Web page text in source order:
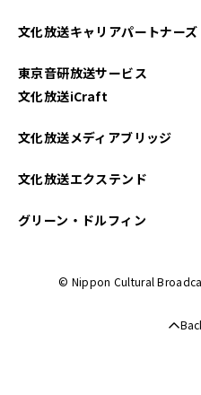
文化放送キャリアパートナーズ
東京音研放送サービス
文化放送iCraft
文化放送メディアブリッジ
文化放送エクステンド
グリーン・ドルフィン
© Nippon Cultural